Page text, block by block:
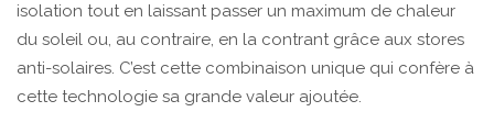
isolation tout en laissant passer un maximum de chaleur
du soleil ou, au contraire, en la contrant grâce aux stores
anti-solaires. C’est cette combinaison unique qui confère à
cette technologie sa grande valeur ajoutée.